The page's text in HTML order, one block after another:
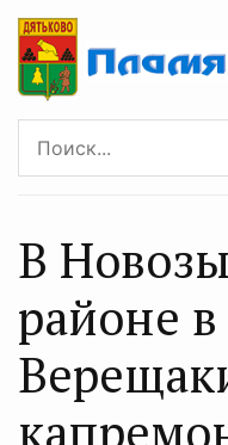
В
районе в